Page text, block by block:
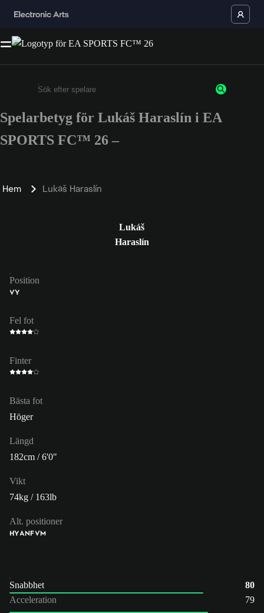
Ange minst 3 tecken eller siffror
Spelarbetyg för Lukáš Haraslín i EA
SPORTS FC™ 26 –
Hem Lukáš Haraslín
Lukáš
Haraslín
Position
VY
Fel fot
Finter
Bästa fot
Höger
Längd
182cm / 6'0"
Vikt
74kg / 163lb
Alt. positioner
HYANFVM
Snabbhet
80
Acceleration
79